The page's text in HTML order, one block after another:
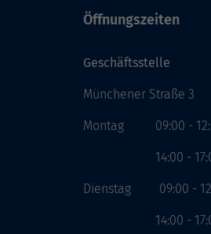
Öffnungszeiten
Geschäftsstelle
Münchener Straße 3
Montag 09:00 -
14:00 -
Dienstag 09:00 -
14:00 -